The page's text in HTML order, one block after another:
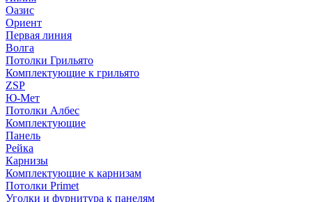
Оазис
Ориент
Первая линия
Волга
Потолки Грильято
Комплектующие к грильято
ZSP
Ю-Мет
Потолки Албес
Комплектующие
Панель
Рейка
Карнизы
Комплектующие к карнизам
Потолки Primet
Уголки и фурнитура к панелям